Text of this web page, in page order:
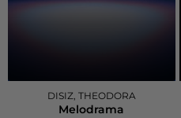
DISIZ, THEODORA
Melodrama